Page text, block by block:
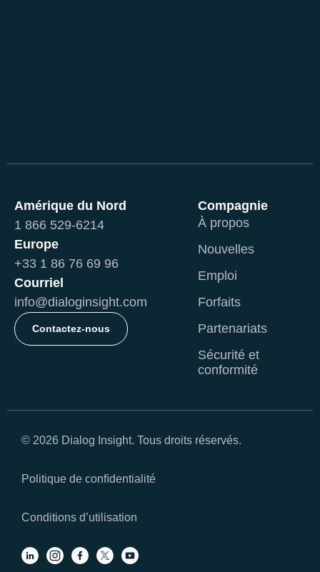
Amérique du Nord
1 866 529-6214
Europe
+33 1 86 76 69 96
Courriel
info@dialoginsight.com
Contactez-nous
Compagnie
À propos
Nouvelles
Emploi
Forfaits
Partenariats
Sécurité et
conformité
© 2026 Dialog Insight. Tous droits réservés.
Politique de conﬁdentialité
Conditions d’utilisation